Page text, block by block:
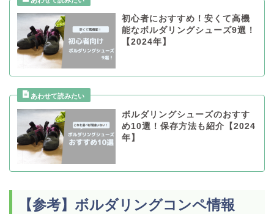
初心者におすすめ！安くて高機
能なボルダリングシューズ9選！
【2024年】
ボルダリングシューズのおすす
め10選！保存方法も紹介【2024
年】
【参考】ボルダリングコンペ情報